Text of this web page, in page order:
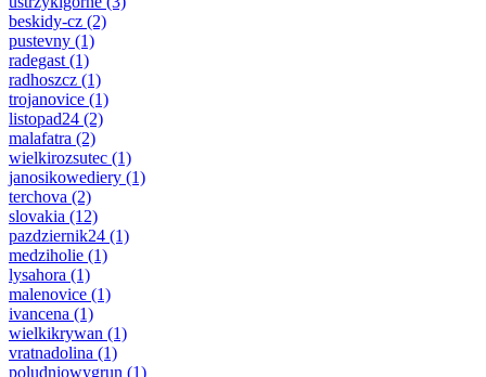
beskidy-cz (2)
pustevny (1)
radegast(1)
radhoszcz (1)
trojanovice (1)
listopad24 (2)
malafatra (2)
wielkirozsutec (1)
janosikowediery (1)
terchova (2)
slovakia (12)
pazdziernik24 (1)
medziholie (1)
lysahora (1)
malenovice (1)
ivancena (1)
wielkikrywan (1)
vratnadolina (1)
poludniowygrun (1)